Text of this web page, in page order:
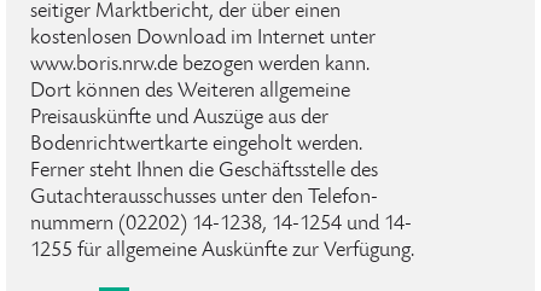
seitiger Marktbericht, der über einen
kostenlosen Download im Internet unter
www.boris.nrw.de bezogen werden kann.
Dort können des Weiteren allgemeine
Preisauskünfte und Auszüge aus der
Bodenrichtwertkarte eingeholt werden.
Ferner steht Ihnen die Geschäftsstelle des
Gutachterausschusses unter den Telefon-
nummern (02202) 14-1238, 14-1254 und 14-
1255 für allgemeine Auskünfte zur Verfügung.